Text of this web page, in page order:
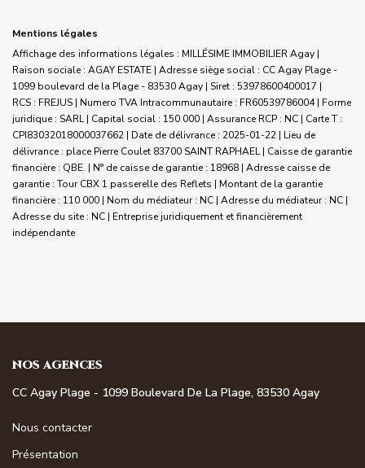
Mentions légales
Affichage des informations légales : MILLÉSIME IMMOBILIER Agay |
Raison sociale : AGAY ESTATE | Adresse siège social : CC Agay Plage -
1099 boulevard de la Plage - 83530 Agay | Siret : 53978600400017 |
RCS : FREJUS | Numero TVA Intracommunautaire : FR60539786004 | Forme
juridique : SARL | Capital social : 150 000 | Assurance RCP : NC | Carte T :
CPI83032018000037662 | Date de délivrance : 2025-01-22 | Lieu de
délivrance : place Pierre Coulet 83700 SAINT RAPHAEL | Caisse de garantie
financière : QBE. | N° de caisse de garantie : 18968 | Adresse caisse de
garantie : Tour CBX 1 passerelle des Reflets | Montant de la garantie
financière : 110 000 | Nom du médiateur : NC | Adresse du médiateur : NC |
Adresse du site : NC | Entreprise juridiquement et financièrement
indépendante
NOS AGENCES
CC Agay Plage - 1099 Boulevard De La Plage, 83530 Agay
Nous contacter
Présentation